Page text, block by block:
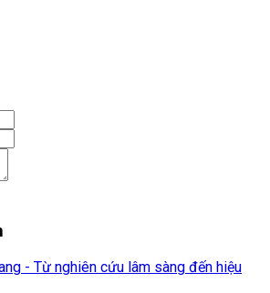
- Từ nghiên cứu lâm sàng đến hiệu